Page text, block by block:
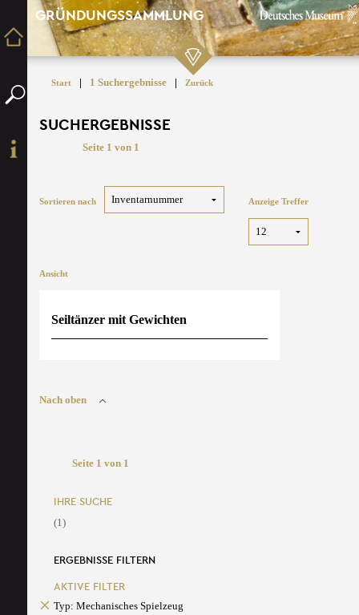
GRÜNDUNGSSAMMLUNG
Start | 1 Suchergebnisse | Zurück
SUCHERGEBNISSE
Seite 1 von 1
Sortieren nach Anzeige Treffer
Ansicht
Seiltänzer mit Gewichten
Nach oben
Seite 1 von 1
IHRE SUCHE
(1)
ERGEBNISSE FILTERN
AKTIVE FILTER
Typ: Mechanisches Spielzeug